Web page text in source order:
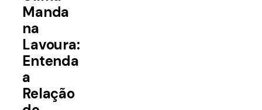
Manda
na
Lavoura:
Entenda
a
Relação